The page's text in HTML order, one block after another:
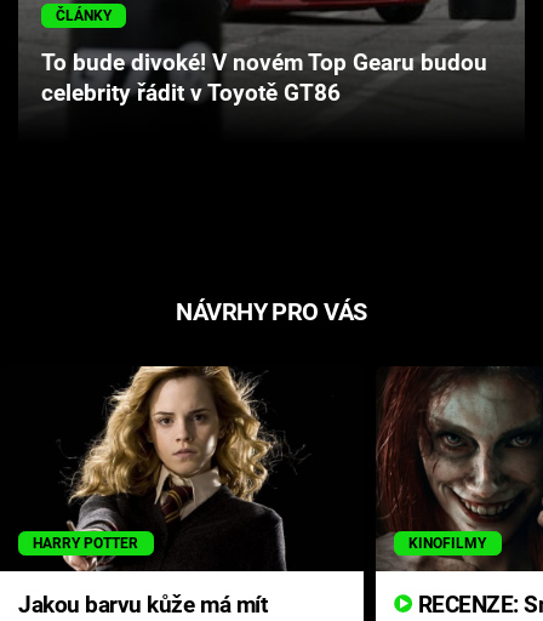
Pořady
ČLÁNKY
To bude divoké! V novém Top Gearu budou
celebrity řádit v Toyotě GT86
NÁVRHY PRO VÁS
HARRY POTTER
Jakou barvu kůže má mít
KINOFILMY